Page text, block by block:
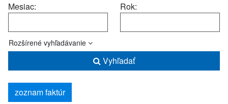
Mesiac: Rok:
Rozšírené vyhľadávanie
Vyhľadať
zoznam faktúr